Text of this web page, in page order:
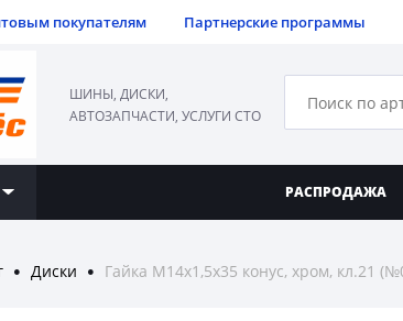
покупателям Партнерские программы
ШИНЫ, ДИСКИ,
АВТОЗАПЧАСТИ, УСЛУГИ СТО
РАСПРОДАЖА
● Диски ● Гайка М14х1,5х35 конус, хром, кл.21